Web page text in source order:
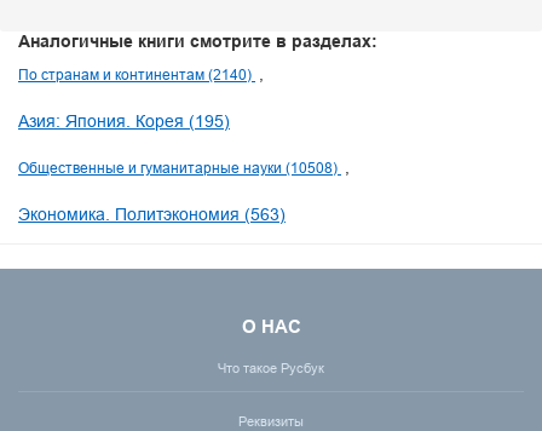
Аналогичные книги смотрите в разделах:
По странам и континентам (2140)
Азия: Япония. Корея (195)
Общественные и гуманитарные науки (10508)
Экономика. Политэкономия (563)
О НАС
Что такое Русбук
Реквизиты